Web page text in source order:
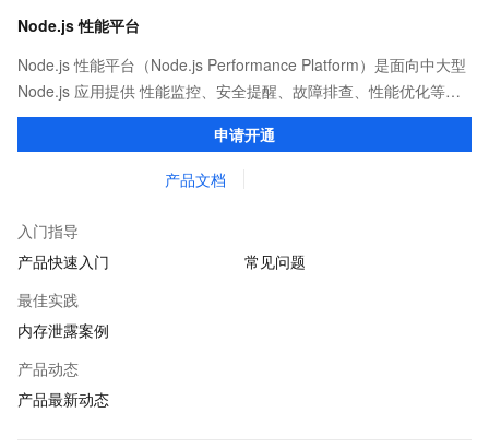
Node.js 性能平台
Node.js 性能平台（Node.js Performance Platform）是面向中大型
Node.js 应用提供 性能监控、安全提醒、故障排查、性能优化等服
务的整体性解决方案。提供完善的工具链和服务，协助客户主动、
申请开通
产品文档
入门指导
产品快速入门
常见问题
最佳实践
内存泄露案例
产品动态
产品最新动态